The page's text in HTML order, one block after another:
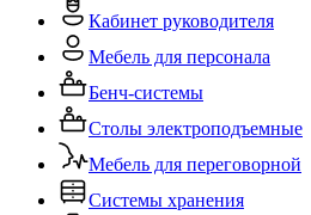
Кабинет руководителя
Мебель для персонала
Бенч-системы
Столы электроподъемные
Мебель для переговорной
Системы хранения